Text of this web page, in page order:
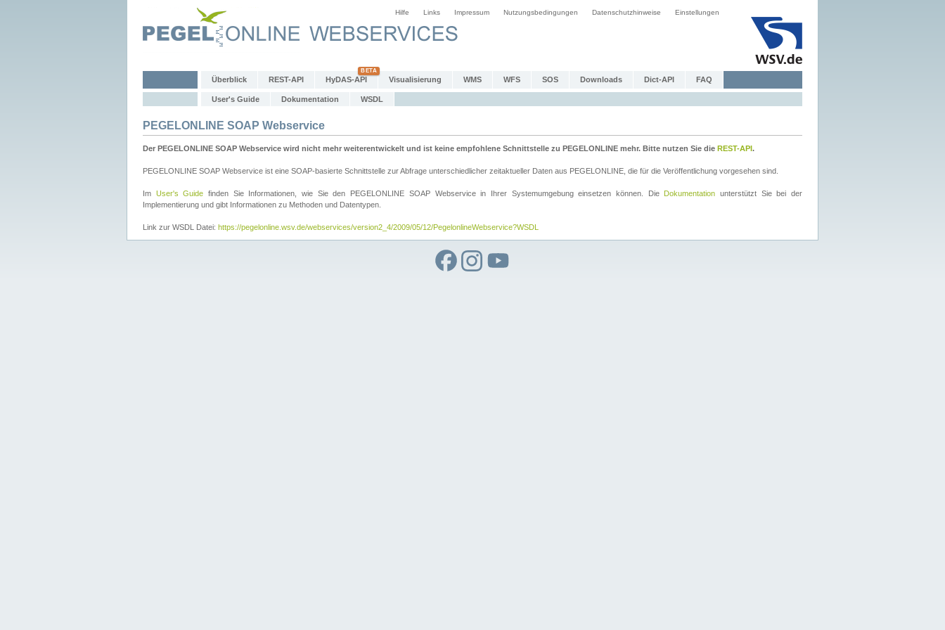
Hilfe Links Impressum Nutzungsbedingungen Datenschutzhinweise Einstellungen
Überblick REST-API HyDAS-API Visualisierung WMS WFS SOS Downloads Dict-API FAQ
User's Guide Dokumentation WSDL
PEGELONLINE SOAP Webservice
Der PEGELONLINE SOAP Webservice wird nicht mehr weiterentwickelt und ist keine empfohlene Schnittstelle zu PEGELONLINE mehr. Bitte nutzen Sie die REST-API.
PEGELONLINE SOAP Webservice ist eine SOAP-basierte Schnittstelle zur Abfrage unterschiedlicher zeitaktueller Daten aus PEGELONLINE, die für die Veröffentlichung vorgesehen sind.
Im User's Guide finden Sie Informationen, wie Sie den PEGELONLINE SOAP Webservice in Ihrer Systemumgebung einsetzen können. Die Dokumentation unterstützt Sie bei der
Implementierung und gibt Informationen zu Methoden und Datentypen.
Link zur WSDL Datei: https://pegelonline.wsv.de/webservices/version2_4/2009/05/12/PegelonlineWebservice?WSDL